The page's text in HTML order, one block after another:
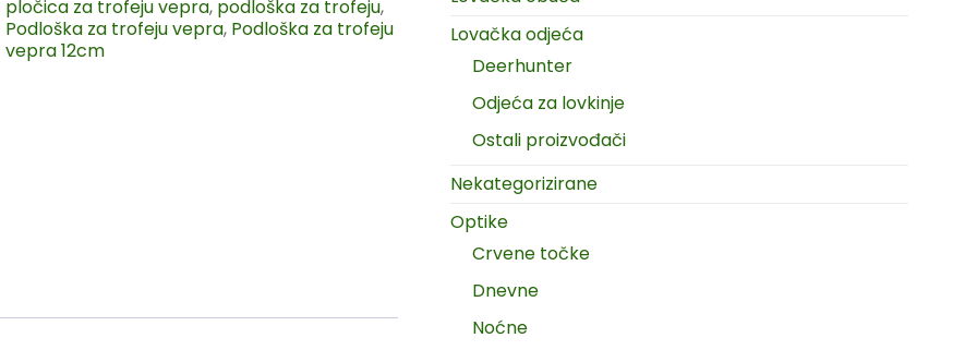
pločica za trofeju vepra, podloška za trofeju,
Podloška za trofeju vepra, Podloška za trofeju
vepra 12cm
Lovačka odjeća
Deerhunter
Odjeća za lovkinje
Ostali proizvođači
Nekategorizirane
Optike
Crvene točke
Dnevne
Noćne